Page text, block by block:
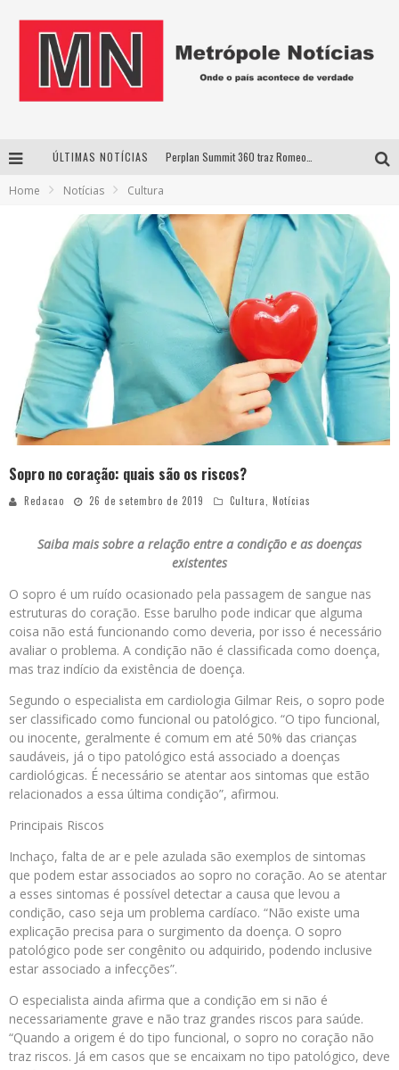
ÚLTIMAS NOTÍCIAS
Uberlândia recebe estreia nacional de espetáculo inspirado em episódio marcante da vida de Friedrich Nietzsche
Home Notícias Cultura
Sopro no coração: quais são os riscos?
Redacao 26 de setembro de 2019 Cultura, Notícias
Saiba mais sobre a relação entre a condição e as doenças
existentes
O sopro é um ruído ocasionado pela passagem de sangue nas
estruturas do coração. Esse barulho pode indicar que alguma
coisa não está funcionando como deveria, por isso é necessário
avaliar o problema. A condição não é classificada como doença,
mas traz indício da existência de doença.
Segundo o especialista em cardiologia Gilmar Reis, o sopro pode
ser classificado como funcional ou patológico. “O tipo funcional,
ou inocente, geralmente é comum em até 50% das crianças
saudáveis, já o tipo patológico está associado a doenças
cardiológicas. É necessário se atentar aos sintomas que estão
relacionados a essa última condição”, afirmou.
Principais Riscos
Inchaço, falta de ar e pele azulada são exemplos de sintomas
que podem estar associados ao sopro no coração. Ao se atentar
a esses sintomas é possível detectar a causa que levou a
condição, caso seja um problema cardíaco. “Não existe uma
explicação precisa para o surgimento da doença. O sopro
patológico pode ser congênito ou adquirido, podendo inclusive
estar associado a infecções”.
O especialista ainda afirma que a condição em si não é
necessariamente grave e não traz grandes riscos para saúde.
“Quando a origem é do tipo funcional, o sopro no coração não
traz riscos. Já em casos que se encaixam no tipo patológico, deve